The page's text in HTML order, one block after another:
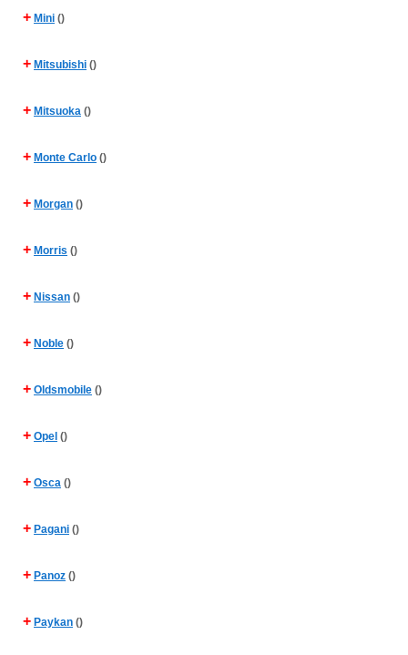
+ Mini ()
+ Mitsubishi ()
+ Mitsuoka ()
+ Monte Carlo ()
+ Morgan ()
+ Morris ()
+ Nissan ()
+ Noble ()
+ Oldsmobile ()
+ Opel ()
+ Osca ()
+ Pagani ()
+ Panoz ()
+ Paykan ()